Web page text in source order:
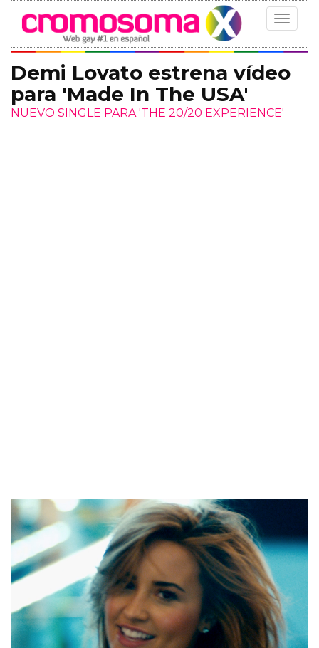
Toggle
Demi Lovato estrena vídeo
para 'Made In The USA'
NUEVO SINGLE PARA 'THE 20/20 EXPERIENCE'